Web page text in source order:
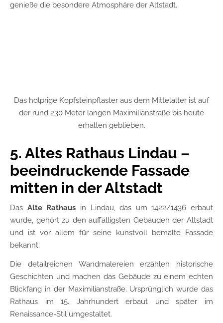
genieße die besondere Atmosphäre der Altstadt.
Das holprige Kopfsteinpflaster aus dem Mittelalter ist auf
der rund 230 Meter langen Maximilianstraße bis heute
erhalten geblieben.
5. Altes Rathaus Lindau –
beeindruckende Fassade
mitten in der Altstadt
Das Alte Rathaus in Lindau, das um 1422/1436 erbaut
wurde, gehört zu den auffälligsten Gebäuden der Altstadt
und ist vor allem für seine kunstvoll bemalte Fassade
bekannt.
Die detailreichen Wandmalereien erzählen historische
Geschichten und machen das Gebäude zu einem echten
Blickfang in der Maximilianstraße. Ursprünglich wurde das
Rathaus im 15. Jahrhundert erbaut und später im
Renaissance-Stil umgestaltet.